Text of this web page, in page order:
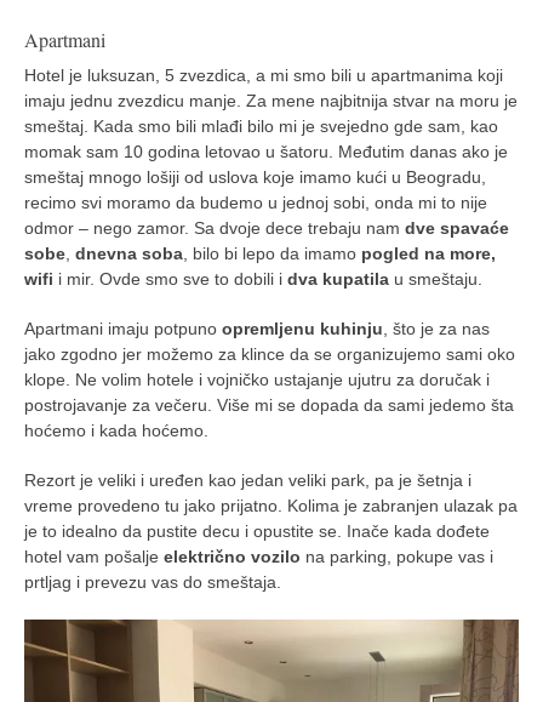
besplatna e-knjiga
termini treninga
moja priča
moja priča
fotke
kontakt
Ћир
Apartmani
Hotel je luksuzan, 5 zvezdica, a mi smo bili u apartmanima koji
imaju jednu zvezdicu manje. Za mene najbitnija stvar na moru je
smeštaj. Kada smo bili mlađi bilo mi je svejedno gde sam, kao
momak sam 10 godina letovao u šatoru. Međutim danas ako je
smeštaj mnogo lošiji od uslova koje imamo kući u Beogradu,
recimo svi moramo da budemo u jednoj sobi, onda mi to nije
odmor – nego zamor. Sa dvoje dece trebaju nam dve spavaće
sobe dnevna soba , bilo bi lepo da imamo pogled na more,
wifi i mir. Ovde smo sve to dobili i dva kupatila u smeštaju.
Apartmani imaju potpuno opremljenu kuhinju , što je za nas
jako zgodno jer možemo za klince da se organizujemo sami oko
klope. Ne volim hotele i vojničko ustajanje ujutru za doručak i
postrojavanje za večeru. Više mi se dopada da sami jedemo šta
hoćemo i kada hoćemo.
Rezort je veliki i uređen kao jedan veliki park, pa je šetnja i
vreme provedeno tu jako prijatno. Kolima je zabranjen ulazak pa
je to idealno da pustite decu i opustite se. Inače kada dođete
hotel vam pošalje električno vozilo na parking, pokupe vas i
prtljag i prevezu vas do smeštaja.